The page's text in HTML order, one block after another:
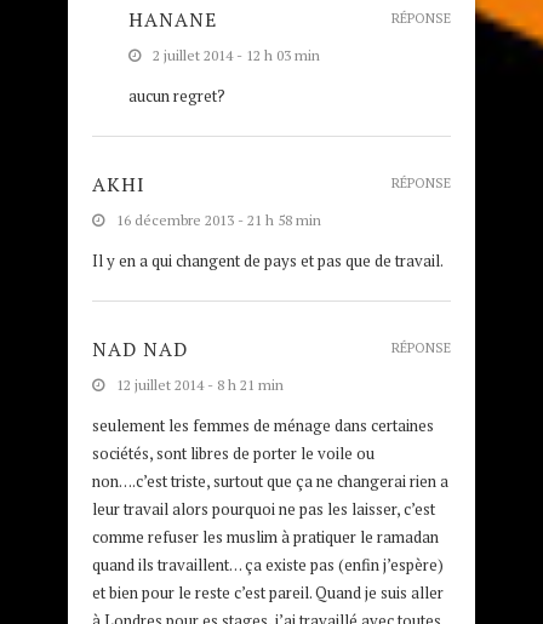
HANANE
2 juillet 2014 - 12 h 03 min
aucun regret?
RÉPONSE
AKHI
16 décembre 2013 - 21 h 58 min
Il y en a qui changent de pays et pas que de travail.
RÉPONSE
NAD NAD
12 juillet 2014 - 8 h 21 min
seulement les femmes de ménage dans certaines
sociétés, sont libres de porter le voile ou
non….c’est triste, surtout que ça ne changerai rien a
leur travail alors pourquoi ne pas les laisser, c’est
comme refuser les muslim à pratiquer le ramadan
quand ils travaillent… ça existe pas (enfin j’espère)
et bien pour le reste c’est pareil. Quand je suis aller
RÉPONSE